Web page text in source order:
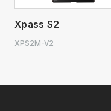
Xpass S2
XPS2M-V2